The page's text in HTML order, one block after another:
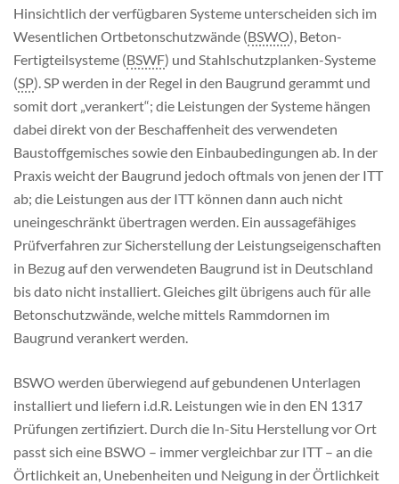
Hinsichtlich der verfügbaren Systeme unterscheiden sich im
Wesentlichen Ortbetonschutzwände (BSWO), Beton-
Fertigteilsysteme (BSWF) und Stahlschutzplanken-Systeme
(SP). SP werden in der Regel in den Baugrund gerammt und
somit dort „verankert“; die Leistungen der Systeme hängen
dabei direkt von der Beschaffenheit des verwendeten
Baustoffgemisches sowie den Einbaubedingungen ab. In der
Praxis weicht der Baugrund jedoch oftmals von jenen der ITT
ab; die Leistungen aus der ITT können dann auch nicht
uneingeschränkt übertragen werden. Ein aussagefähiges
Prüfverfahren zur Sicherstellung der Leistungseigenschaften
in Bezug auf den verwendeten Baugrund ist in Deutschland
bis dato nicht installiert. Gleiches gilt übrigens auch für alle
Betonschutzwände, welche mittels Rammdornen im
Baugrund verankert werden.
BSWO werden überwiegend auf gebundenen Unterlagen
installiert und liefern i.d.R. Leistungen wie in den EN 1317
Prüfungen zertifiziert. Durch die In-Situ Herstellung vor Ort
passt sich eine BSWO – immer vergleichbar zur ITT – an die
Örtlichkeit an, Unebenheiten und Neigung in der Örtlichkeit